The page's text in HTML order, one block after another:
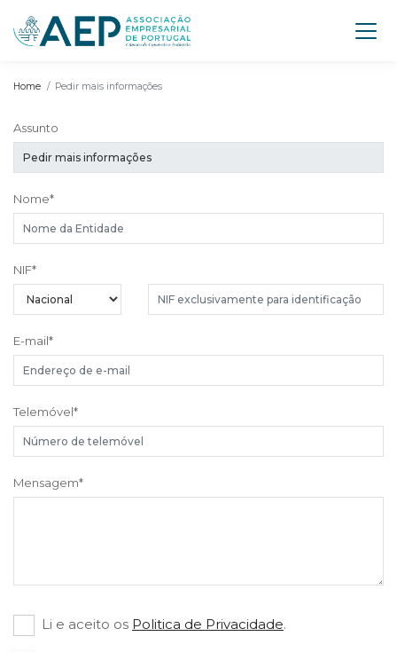
Home Pedir mais informações
Assunto
Nome*
NIF*
E-mail*
Telemóvel*
Mensagem*
Li e aceito os Politica de Privacidade.